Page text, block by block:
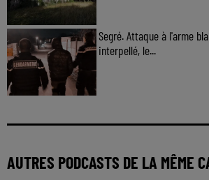
Segré. Attaque à l'arme
interpellé, le...
AUTRES PODCASTS DE LA MÊME